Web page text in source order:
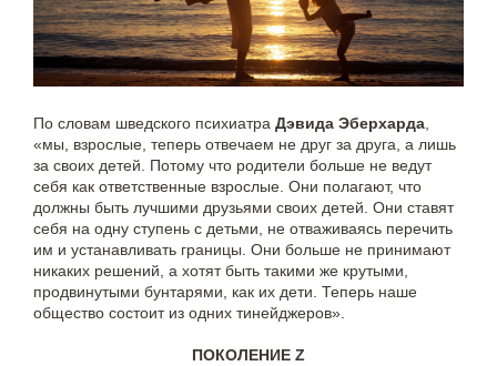
По словам шведского психиатра Дэвида Эберхарда,
«мы, взрослые, теперь отвечаем не друг за друга, а лишь
за своих детей. Потому что родители больше не ведут
себя как ответственные взрослые. Они полагают, что
должны быть лучшими друзьями своих детей. Они ставят
себя на одну ступень с детьми, не отваживаясь перечить
им и устанавливать границы. Они больше не принимают
никаких решений, а хотят быть такими же крутыми,
продвинутыми бунтарями, как их дети. Теперь наше
общество состоит из одних тинейджеров».
ПОКОЛЕНИЕ Z